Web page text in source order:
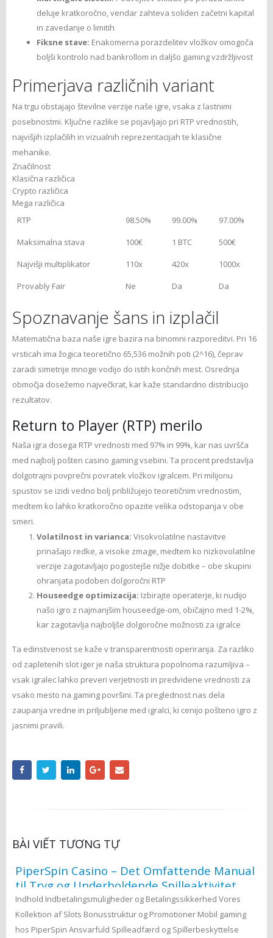
deluje kratkoročno, vendar zahteva soliden začetni kapital
in zavedanje o limitih
Fiksne stave: Enakomerna porazdelitev vložkov omogoča
boljši kontrolo nad bankrollom in daljšo gaming vzdržljivost
Primerjava različnih variant
Na trgu obstajajo številne verzije naše igre, vsaka z lastnimi
posebnostmi. Ključne razlike se pojavljajo pri RTP vrednostih,
najvišjih izplačilih in vizualnih reprezentacijah te klasične
mehanike.
Značilnost
Klasična različica
Crypto različica
Mega različica
RTP
98.50% 99.00%
97.00%
Maksimalna stava
100€ 1 BTC
500€
Najvišji multiplikator
110x 420x
1000x
Provably Fair
Ne Da Da
Spoznavanje šans in izplačil
Matematična baza naše igre bazira na binomni razporeditvi. Pri 16
vrsticah ima žogica teoretično 65,536 možnih poti (2^16), čeprav
zaradi simetrije mnoge vodijo do istih končnih mest. Osrednja
območja dosežemo največkrat, kar kaže standardno distribucijo
rezultatov.
Return to Player (RTP) merilo
Naša igra dosega RTP vrednosti med 97% in 99%, kar nas uvršča
med najbolj pošten casino gaming vsebini. Ta procent predstavlja
dolgotrajni povprečni povratek vložkov igralcem. Pri milijonu
spustov se izidi vedno bolj približujejo teoretičnim vrednostim,
medtem ko lahko kratkoročno opazite velika odstopanja v obe
smeri.
Volatilnost in varianca: Visokvolatilne nastavitve
prinašajo redke, a visoke zmage, medtem ko nizkovolatilne
verzije zagotavljajo pogostejše nižje dobitke – obe skupini
ohranjata podoben dolgoročni RTP
Houseedge optimizacija: Izbirajte operaterje, ki nudijo
našo igro z najmanjšim houseedge-om, običajno med 1-2%,
kar zagotavlja najboljše dolgoročne možnosti za igralce
Ta edinstvenost se kaže v transparentnosti operiranja. Za razliko
od zapletenih slot iger je naša struktura popolnoma razumljiva –
vsak igralec lahko preveri verjetnosti in predvidene vrednosti za
vsako mesto na gaming površini. Ta preglednost nas dela
zaupanja vredne in priljubljene med igralci, ki cenijo pošteno igro z
jasnimi pravili.
BÀI VIẾT TƯƠNG TỰ
PiperSpin Casino – Det Omfattende Manual
til Tryg og Underholdende Spilleaktivitet
Indhold Indbetalingsmuligheder og Betalingssikkerhed Vores
Kollektion af Slots Bonusstruktur og Promotioner Mobil gaming
hos PiperSpin Ansvarfuld Spilleadfærd og Spillerbeskyttelse